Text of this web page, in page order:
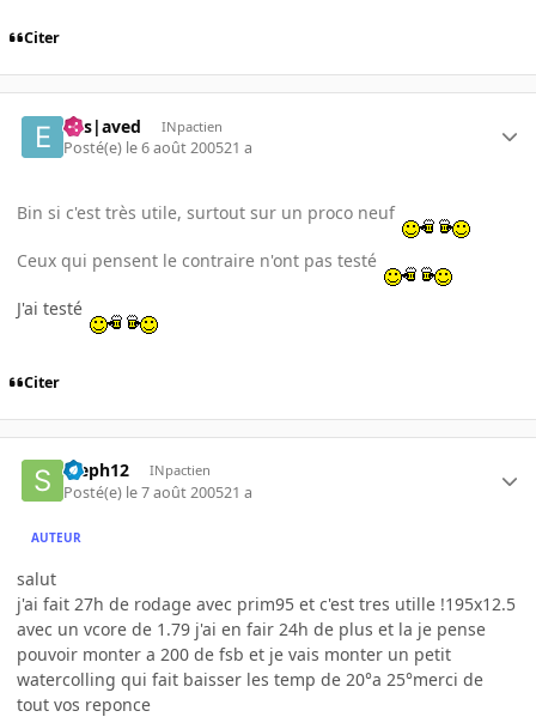
Citer
Ens|aved INpactien
Posté(e) le 6 août 200521 a
Bin si c'est très utile, surtout sur un proco neuf
Ceux qui pensent le contraire n'ont pas testé
J'ai testé
Citer
steph12 INpactien
Posté(e) le 7 août 200521 a
AUTEUR
salut
j'ai fait 27h de rodage avec prim95 et c'est tres utille !195x12.5
avec un vcore de 1.79 j'ai en fair 24h de plus et la je pense
pouvoir monter a 200 de fsb et je vais monter un petit
watercolling qui fait baisser les temp de 20°a 25°merci de
tout vos reponce